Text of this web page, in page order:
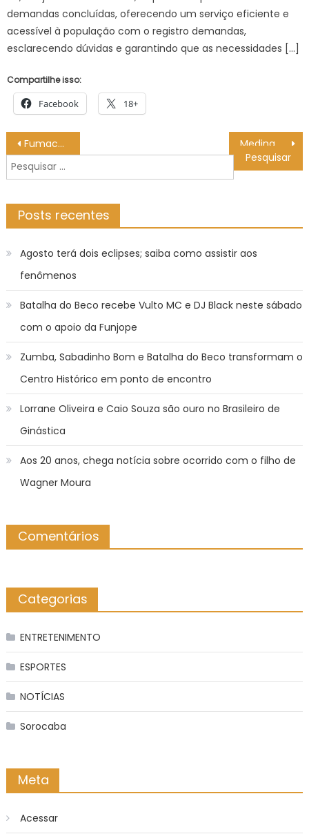
demandas concluídas, oferecendo um serviço eficiente e
acessível à população com o registro demandas,
esclarecendo dúvidas e garantindo que as necessidades […]
Compartilhe isso:
Facebook 18+
Navegação
de
Post
Fumacê percorre sete bairros nesta sexta-feira – CGNotícias
Pesquisar
por:
Posts recentes
Agosto terá dois eclipses; saiba como assistir aos
fenômenos
Batalha do Beco recebe Vulto MC e DJ Black neste sábado
com o apoio da Funjope
Zumba, Sabadinho Bom e Batalha do Beco transformam o
Centro Histórico em ponto de encontro
Lorrane Oliveira e Caio Souza são ouro no Brasileiro de
Ginástica
Aos 20 anos, chega notícia sobre ocorrido com o filho de
Wagner Moura
Comentários
Categorias
ENTRETENIMENTO
ESPORTES
NOTÍCIAS
Sorocaba
Meta
Acessar